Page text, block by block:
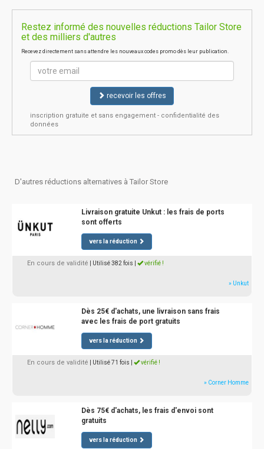
Restez informé des nouvelles réductions Tailor Store
et des milliers d'autres
Recevez directement sans attendre les nouveaux codes promo dès leur publication.
recevoir les offres
inscription gratuite et sans engagement - confidentialité des
données
D'autres réductions alternatives à Tailor Store
Livraison gratuite Unkut : les frais de ports
sont offerts
vers la réduction
En cours de validité | Utilisé 382 fois vérifié !
» Unkut
Dès 25€ d'achats, une livraison sans frais
avec les frais de port gratuits
vers la réduction
En cours de validité | Utilisé 71 fois vérifié !
» Corner Homme
Dès 75€ d'achats, les frais d'envoi sont
gratuits
vers la réduction